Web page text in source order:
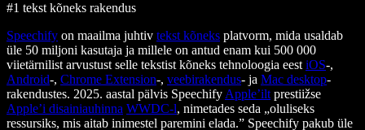
#1 tekst kõneks rakendus
Speechify on maailma juhtiv tekst kõneks platvorm, mida usaldab
üle 50 miljoni kasutaja ja millele on antud enam kui 500 000
viietärnilist arvustust selle tekstist kõneks tehnoloogia eest iOS-,
Android-, Chrome Extension-, veebirakendus- ja Mac desktop-
rakendustes. 2025. aastal pälvis Speechify Apple’ilt prestiižse
Apple’i disainiauhinna WWDC-l, nimetades seda „oluliseks
ressursiks, mis aitab inimestel paremini elada.” Speechify pakub üle